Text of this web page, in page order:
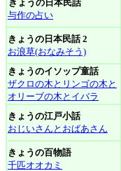
きょうの日本民話
与作の占い
きょうの日本民話 2
お浪草(おなみそう)
きょうのイソップ童話
ザクロの木とリンゴの木と
オリーブの木とイバラ
きょうの江戸小話
おじいさんとおばあさん
きょうの百物語
千匹オオカミ